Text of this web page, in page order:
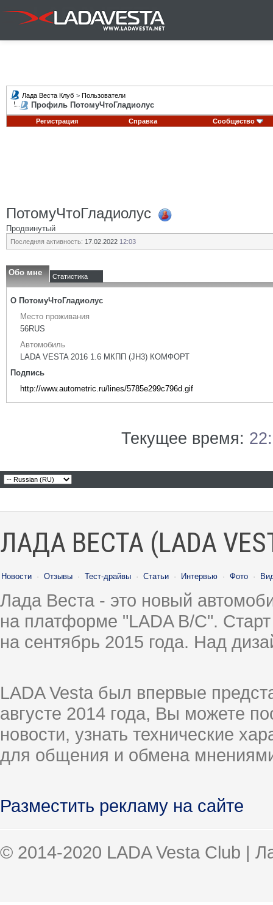
Лада Веста Клуб > Пользователи
Профиль ПотомуЧтоГладиолус
Регистрация Справка Сообщество
ПотомуЧтоГладиолус
Продвинутый
Последняя активность: 17.02.2022 12:03
Обо мне Статистика
О ПотомуЧтоГладиолус
Место проживания
56RUS
Автомобиль
LADA VESTA 2016 1.6 МКПП (JH3) КОМФОРТ
Подпись
http://www.autometric.ru/lines/5785e299c796d.gif
Текущее время:
ЛАДА ВЕСТА (LADA
Новости · Отзывы · Тест-драйвы · Статьи · Интервью · Фото ·
Лада Веста - это новый
на платформе "LADA B/C".
на сентябрь 2015 года. Над
LADA Vesta был впервые
августе 2014 года, Вы можете
новости, узнать технические
для общения и обмена
Разместить рекламу на сайте
© 2014-2020 LADA Vesta Club |